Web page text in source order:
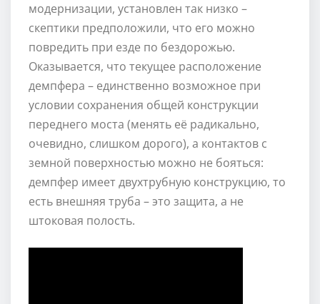
модернизации, установлен так низко –
скептики предположили, что его можно
повредить при езде по бездорожью.
Оказывается, что текущее расположение
демпфера – единственно возможное при
условии сохранения общей конструкции
переднего моста (менять её радикально,
очевидно, слишком дорого), а контактов с
земной поверхностью можно не бояться:
демпфер имеет двухтрубную конструкцию, то
есть внешняя труба – это защита, а не
штоковая полость.